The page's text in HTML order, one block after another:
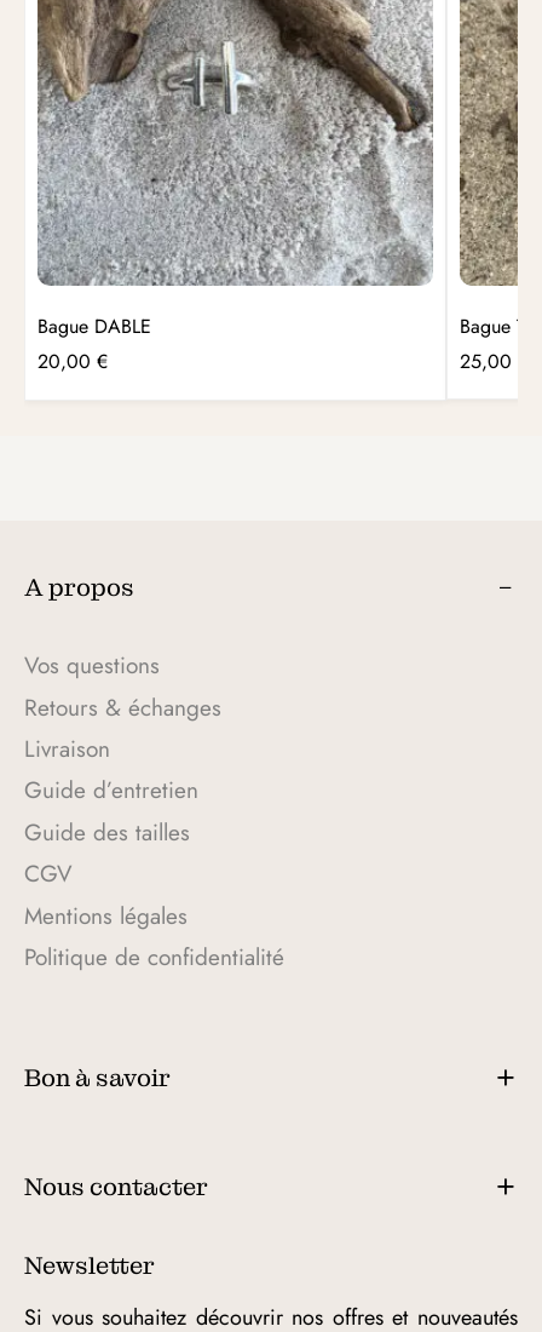
Bague DABLE
20,00 €
Bague
25,00
A propos
Vos questions
Retours & échanges
Livraison
Guide d’entretien
Guide des tailles
CGV
Mentions légales
Politique de confidentialité
Bon à savoir
Nous contacter
Newsletter
Si vous souhaitez découvrir nos offres et nouveautés